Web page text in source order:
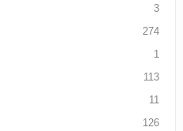
3
274
1
113
11
126